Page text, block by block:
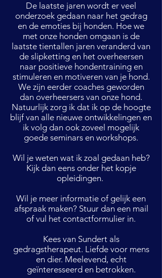
De laatste jaren wordt er veel
onderzoek gedaan naar het gedrag
en de emoties bij honden. Hoe we
met onze honden omgaan is de
laatste tientallen jaren veranderd van
de slipketting en het overheersen
naar positieve hondentraining en
stimuleren en motiveren van je hond.
We zijn eerder coaches geworden
dan overheersers van onze hond.
Natuurlijk zorg ik dat ik op de hoogte
blijf van alle nieuwe ontwikkelingen en
ik volg dan ook zoveel mogelijk
goede seminars en workshops.
Wil je weten wat ik zoal gedaan heb?
Kijk dan eens onder het kopje
opleidingen.
Wil je meer informatie of gelijk een
afspraak maken? Stuur dan een mail
of vul het contactformulier in.
Kees van Sundert als
gedragstherapeut. Liefde voor mens
en dier. Meelevend, echt
geïnteresseerd en betrokken.